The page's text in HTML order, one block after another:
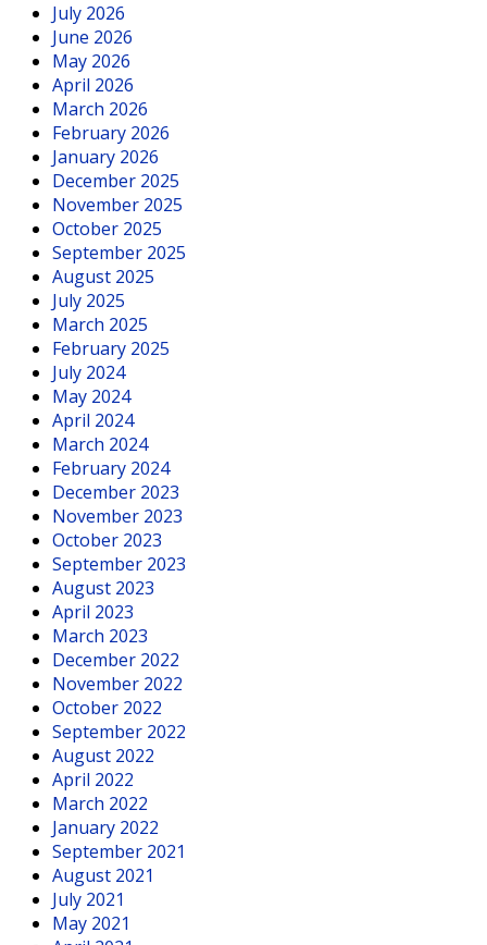
July 2026
June 2026
May 2026
April 2026
March 2026
February 2026
January 2026
December 2025
November 2025
October 2025
September 2025
August 2025
July 2025
March 2025
February 2025
July 2024
May 2024
April 2024
March 2024
February 2024
December 2023
November 2023
October 2023
September 2023
August 2023
April 2023
March 2023
December 2022
November 2022
October 2022
September 2022
August 2022
April 2022
March 2022
January 2022
September 2021
August 2021
July 2021
May 2021